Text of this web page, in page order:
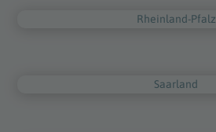
Rheinland-Pfalz
Saarland